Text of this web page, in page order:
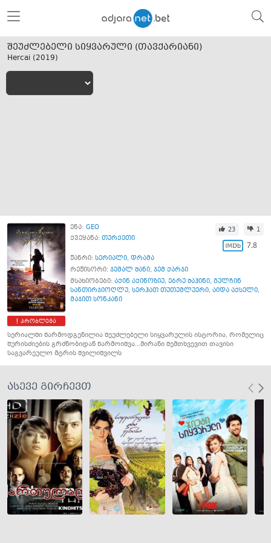
შეუძლებელი სიყვარული (თავქარიანი)
Hercai (2019)
პრობლემა
ენა: GEO
ქვეყანა: თურქეთი
23 1
7.8
ჟანრი: სერიალი, დრამა
რეჟისორი: ჯემალ შანი, ჯემ ქარჯი
მსახიობები: აქინ აქინოზიუ, ებრუ შაჰინი, გულჩინ
სანთირჯიოღლუ, სერჰათ თუთუმლუერი, აიდა აქსელი,
მაჯით სონკანი
სერიალში წარმოდგენილია შეუძლებელი სიყვარულის ისტორია, რომელიც
შურისძიების გრძნობიდან წარმოიშვა...მირანი შემთხვევით თავისი
საგვარეულო მტრის შვილიშვილს
ასევე გირჩევთ